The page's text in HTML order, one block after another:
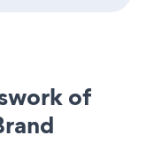
of